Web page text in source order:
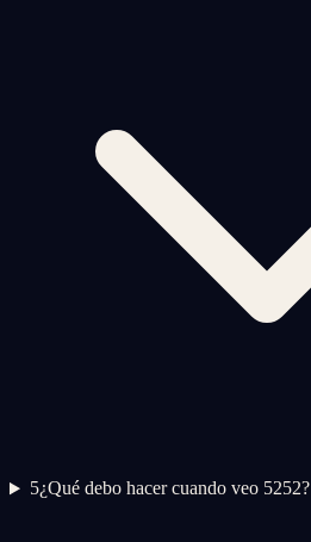
5¿Qué debo hacer cuando veo 5252?